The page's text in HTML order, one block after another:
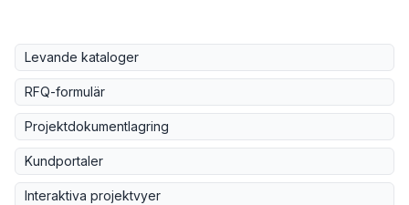
Levande kataloger
RFQ-formulär
Projektdokumentlagring
Kundportaler
Interaktiva projektvyer